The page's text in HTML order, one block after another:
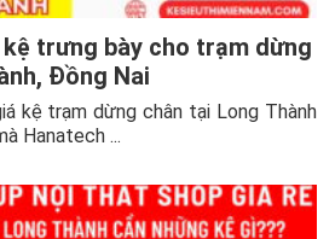
trưng bày cho trạm dừng
Đồng Nai
kệ trạm dừng chân tại Long Thành
Hanatech ...